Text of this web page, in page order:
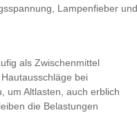
Lampenfieber und
als Zwischenmittel
bei
um Altlasten, auch erblich
die Belastungen